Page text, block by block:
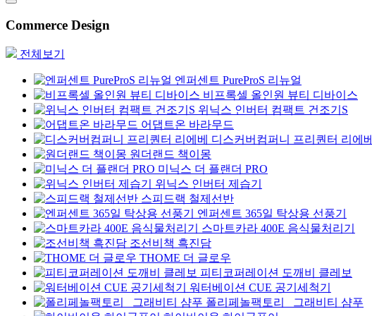
Commerce Design
전체보기
엔퍼센트 PureProS 리뉴얼
비프록셀 올인원 뷰티 디바이스
위닉스 인버터 컴팩트 건조기S
어댑트온 바라무드
디스커버컴퍼니 프리퀀터 리에베
원더랜드 책이몽
미닉스 더 플랜더 PRO
위닉스 인버터 제습기
스피드랙 철제선반
엔퍼센트 365일 탁상용 선풍기
스마트카라 400E 음식물처리기
조선비책 흑진담
THOME 더 글로우
피티코퍼레이션 도깨비 클레보
워터베이션 CUE 공기세척기
폴리페놀팩토리 _그래비티 샴푸